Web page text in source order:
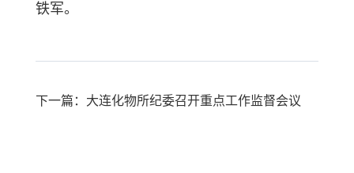
铁军。
下一篇：大连化物所纪委召开重点工作监督会议